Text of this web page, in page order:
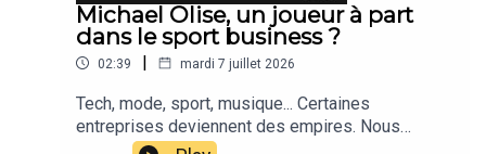
Michael Olise, un joueur à part
dans le sport business ?
02:39 | mardi 7 juillet 2026
Tech, mode, sport, musique... Certaines
entreprises deviennent des empires. Nous
suivons leur actu.